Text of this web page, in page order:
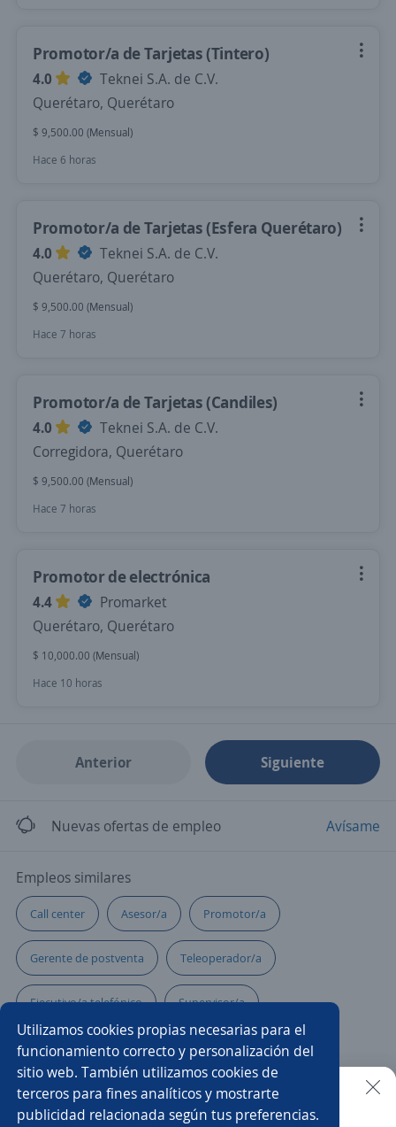
Utilizamos cookies propias necesarias para el
funcionamiento correcto y personalización del
sitio web. También utilizamos cookies de
terceros para fines analíticos y mostrarte
publicidad relacionada según tus preferencias.
Promotor/a de Tarjetas (Tintero)
4.0
Teknei S.A. de C.V.
Querétaro, Querétaro
$ 9,500.00 (Mensual)
Hace 6 horas
Promotor/a de Tarjetas (Esfera Querétaro)
4.0
Teknei S.A. de C.V.
Querétaro, Querétaro
$ 9,500.00 (Mensual)
Hace 7 horas
Promotor/a de Tarjetas (Candiles)
4.0
Teknei S.A. de C.V.
Corregidora, Querétaro
$ 9,500.00 (Mensual)
Hace 7 horas
Promotor de electrónica
4.4
Promarket
Querétaro, Querétaro
$ 10,000.00 (Mensual)
Hace 10 horas
Anterior Siguiente
Nuevas ofertas de empleo Avísame
Empleos similares
Call center Asesor/a Promotor/a
Gerente de postventa Teleoperador/a
Ejecutivo/a telefónico Supervisor/a
Agente ventas telemarketing
Bilingual customer service representative
Buscar es más fácil en la app